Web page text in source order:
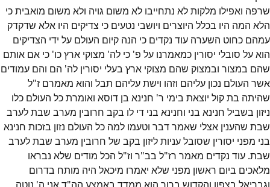
שרפה ואפילו מלקות לא נתחייבו לא משום גויה ולא משום מואבית כי
הלא המה היו בכלל היוצרים ויושבי נטעים כי צדיקים היו אלא שדקדק
עמהם כחוט השערה עוד נקדים כי הנה קיום העולם על ידי הצדיקים
הוא על סובלי יסורין כמאמרנו על פ' כי לה' מצוקי ארץ כו' כי אם אותם
שהם במצור ובמצוק שהם מצוקי ארץ בעלי יסורין לה' הם והם עמודים
אשר העולם נכון עליהם וזהו וישת עליהם תבל והוא מאמרם ז"ל
שהיתה בת קול יוצאת בימי ר' חנינא בן דוסא ואומרת כל העולם כלו
ניזון בשביל חנינא בני וחנינא בני די לו בקב חרובין מערב שבת לערב
שבת שהענין אצלי שאמר דבר וטעמו למה כל העולם נזון בזכות חנינא
בני מפני יסורין שסובל עניות ליזון בקב של חרובין מערב שבת לערב
שבת. עוד נקדים מאמר רז"ל בב"ר וז"ל הכל מודים שלא נבראו
מלאכים ביום ראשון מפני שלא יאמרו מיכאל היה מותח בדרום